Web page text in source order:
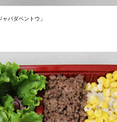
パダベントウ」